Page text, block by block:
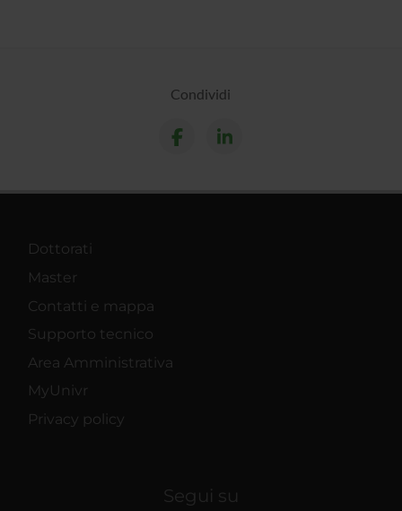
Condividi
Dottorati
Master
Contatti e mappa
Supporto tecnico
Area Amministrativa
MyUnivr
Privacy policy
Segui su